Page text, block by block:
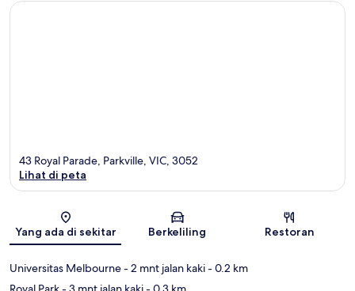
Peta
43 Royal Parade, Parkville, VIC, 3052
Lihat di peta
Yang ada di sekitar Berkeliling Restoran
Universitas Melbourne- 2 mnt jalan kaki- 0.2 km